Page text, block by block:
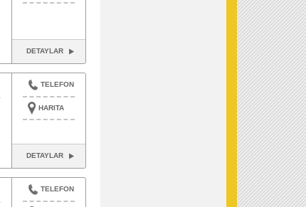
DETAYLAR
TELEFON
HARITA
DETAYLAR
TELEFON